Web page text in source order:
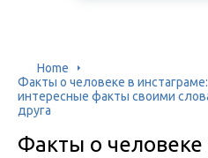
Home
Факты о человеке в
интересные факты своими
друга
Факты о человеке